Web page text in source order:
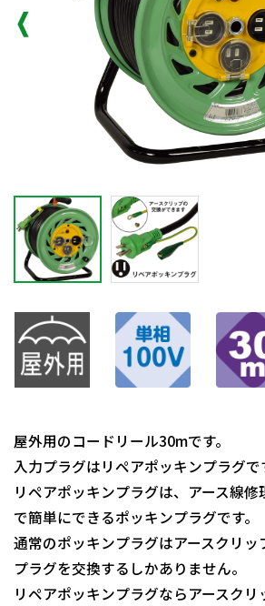
屋外用のコードリール30mです。
入力プラグはリペアポッキンプラグで
リペアポッキンプラグは、アース線
で簡単にできるポッキンプラグです。
通常のポッキンプラグはアースクリッ
プラグを交換するしかありません。
リペアポッキンプラグならアースク